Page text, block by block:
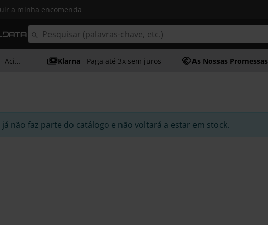
a minha encomenda
- Acima dos 50€ Klarna - Paga até 3x sem juros As Nossas Promessas
não faz parte do catálogo e não voltará a estar em stock.